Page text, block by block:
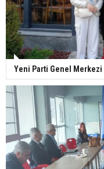
Yeni Parti Genel Merkezi